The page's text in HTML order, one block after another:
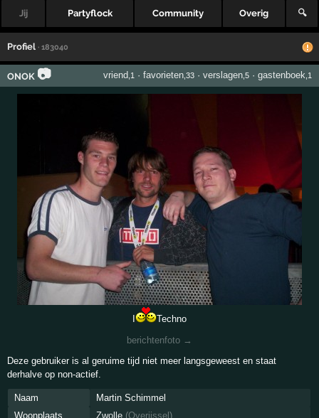
Jij Partyflock Community Overig 🔍
Profiel · 183040
ONOK 📷 vriend ,1 · favorieten,33· verslagen,5· gastenboek ,1
Techno
berichtenfoto →
Deze gebruiker is al geruime tijd niet meer langsgeweest en staat
derhalve op non-actief.
Naam
Martin Schimmel
Woonplaats
Zwolle (Overijssel )